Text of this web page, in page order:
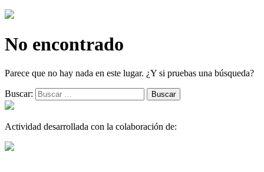
No encontrado
Parece que no hay nada en este lugar. ¿Y si pruebas una búsqueda?
Buscar:
Actividad desarrollada con la colaboración de: